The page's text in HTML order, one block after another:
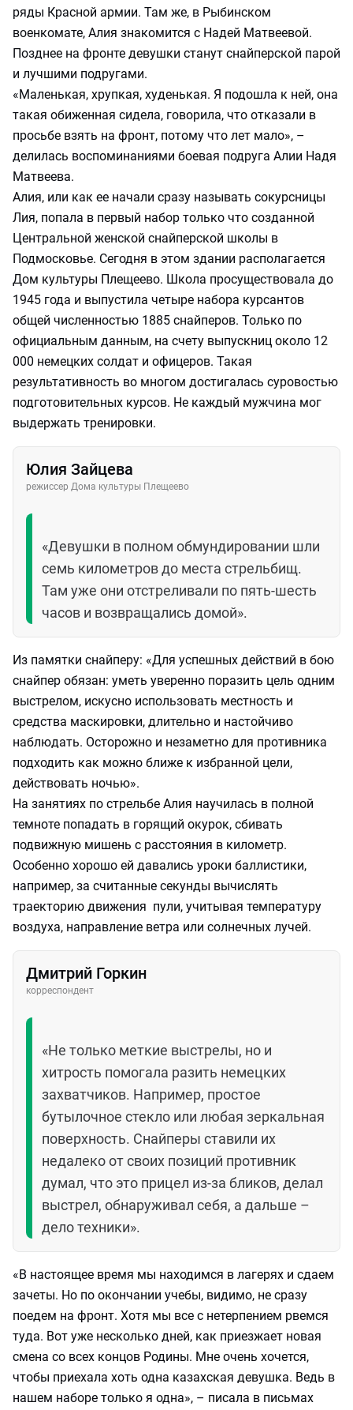
ряды Красной армии. Там же, в Рыбинском
военкомате, Алия знакомится с Надей Матвеевой.
Позднее на фронте девушки станут снайперской парой
и лучшими подругами.
«Маленькая, хрупкая, худенькая. Я подошла к ней, она
такая обиженная сидела, говорила, что отказали в
просьбе взять на фронт, потому что лет мало», –
делилась воспоминаниями боевая подруга Алии Надя
Матвеева.
Алия, или как ее начали сразу называть сокурсницы
Лия, попала в первый набор только что созданной
Центральной женской снайперской школы в
Подмосковье. Сегодня в этом здании располагается
Дом культуры Плещеево. Школа просуществовала до
1945 года и выпустила четыре набора курсантов
общей численностью 1885 снайперов. Только по
официальным данным, на счету выпускниц около 12
000 немецких солдат и офицеров. Такая
результативность во многом достигалась суровостью
подготовительных курсов. Не каждый мужчина мог
выдержать тренировки.
Юлия Зайцева
режиссер Дома культуры Плещеево
«Девушки в полном обмундировании шли
семь километров до места стрельбищ.
Там уже они отстреливали по пять-шесть
часов и возвращались домой».
Из памятки снайперу: «Для успешных действий в бою
снайпер обязан: уметь уверенно поразить цель одним
выстрелом, искусно использовать местность и
средства маскировки, длительно и настойчиво
наблюдать. Осторожно и незаметно для противника
подходить как можно ближе к избранной цели,
действовать ночью».
На занятиях по стрельбе Алия научилась в полной
темноте попадать в горящий окурок, сбивать
подвижную мишень с расстояния в километр.
Особенно хорошо ей давались уроки баллистики,
например, за считанные секунды вычислять
траекторию движения пули, учитывая температуру
воздуха, направление ветра или солнечных лучей.
Дмитрий Горкин
корреспондент
«Не только меткие выстрелы, но и
хитрость помогала разить немецких
захватчиков. Например, простое
бутылочное стекло или любая зеркальная
поверхность. Снайперы ставили их
недалеко от своих позиций противник
думал, что это прицел из-за бликов, делал
выстрел, обнаруживал себя, а дальше –
дело техники».
«В настоящее время мы находимся в лагерях и сдаем
зачеты. Но по окончании учебы, видимо, не сразу
поедем на фронт. Хотя мы все с нетерпением рвемся
туда. Вот уже несколько дней, как приезжает новая
смена со всех концов Родины. Мне очень хочется,
чтобы приехала хоть одна казахская девушка. Ведь в
нашем наборе только я одна», – писала в письмах